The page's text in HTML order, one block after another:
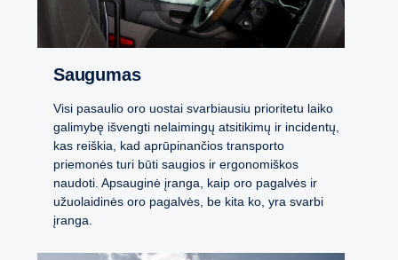
Saugumas
Visi pasaulio oro uostai svarbiausiu prioritetu laiko
galimybę išvengti nelaimingų atsitikimų ir incidentų,
kas reiškia, kad aprūpinančios transporto
priemonės turi būti saugios ir ergonomiškos
naudoti. Apsauginė įranga, kaip oro pagalvės ir
užuolaidinės oro pagalvės, be kita ko, yra svarbi
įranga.